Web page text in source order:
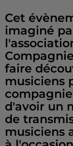
Cet
imaginé
faire
musiciens
d'avoir un
de
musiciens